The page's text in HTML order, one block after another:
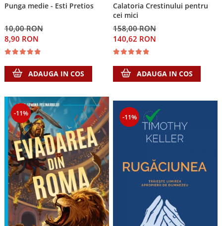
Punga medie - Esti Pretios
10,00 RON
8,90 RON
ADAUGA IN COS
Calatoria Crestinului pentru
cei mici
158,00 RON
140,62 RON
ADAUGA IN COS
-11% -11%